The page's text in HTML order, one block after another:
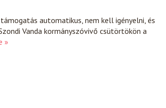
automatikus, nem kell igényelni, és
Vanda kormányszóvivő csütörtökön a
»